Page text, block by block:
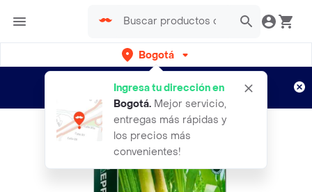
Bogotá
Ingresa tu dirección en
Bogotá. Mejor servicio,
entregas más rápidas y
los precios más
convenientes!
envíos gratis por semanas
Aplican TyC